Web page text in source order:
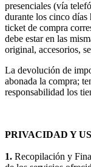
presenciales (vía
durante los cinco días
ticket de compra
debe estar en las
original, accesorios,
La devolución de
abonada la compra;
responsabilidad los
PRIVACIDAD Y
1. Recopilación y